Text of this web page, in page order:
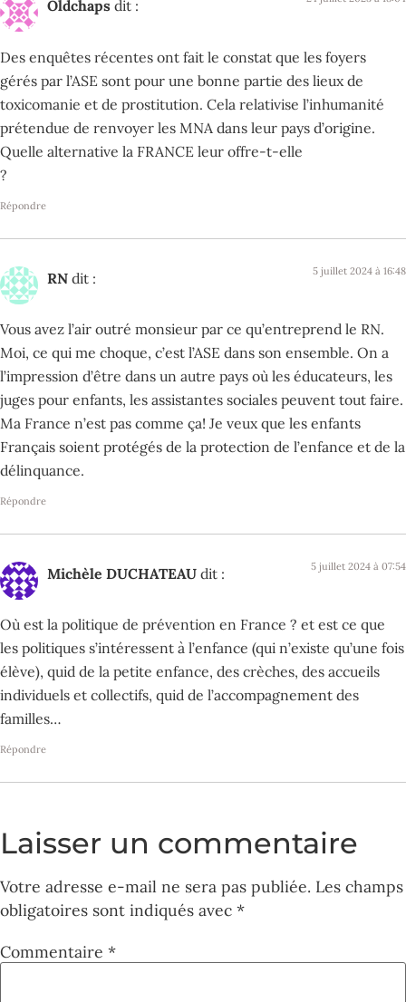
Oldchaps dit :
Des enquêtes récentes ont fait le constat que les foyers
gérés par l’ASE sont pour une bonne partie des lieux de
toxicomanie et de prostitution. Cela relativise l’inhumanité
prétendue de renvoyer les MNA dans leur pays d’origine.
Quelle alternative la FRANCE leur offre-t-elle
?
Répondre
RN dit : 5 juillet 2024 à 16:48
Vous avez l’air outré monsieur par ce qu’entreprend le RN.
Moi, ce qui me choque, c’est l’ASE dans son ensemble. On a
l’impression d’être dans un autre pays où les éducateurs, les
juges pour enfants, les assistantes sociales peuvent tout faire.
Ma France n’est pas comme ça! Je veux que les enfants
Français soient protégés de la protection de l’enfance et de la
délinquance.
Répondre
Michèle DUCHATEAU dit : 5 juillet 2024 à 07:54
Où est la politique de prévention en France ? et est ce que
les politiques s’intéressent à l’enfance (qui n’existe qu’une fois
élève), quid de la petite enfance, des crèches, des accueils
individuels et collectifs, quid de l’accompagnement des
familles…
Répondre
Laisser un commentaire
Votre adresse e-mail ne sera pas publiée. Les champs
obligatoires sont indiqués avec *
Commentaire *